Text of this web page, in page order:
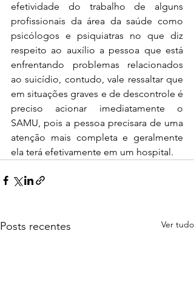
efetividade do trabalho de alguns
profissionais da área da saúde como
psicólogos e psiquiatras no que diz
respeito ao auxílio a pessoa que está
enfrentando problemas relacionados
ao suicídio, contudo, vale ressaltar que
em situações graves e de descontrole é
preciso acionar imediatamente o
SAMU, pois a pessoa precisara de uma
atenção mais completa e geralmente
ela terá efetivamente em um hospital.
Posts recentes Ver tudo